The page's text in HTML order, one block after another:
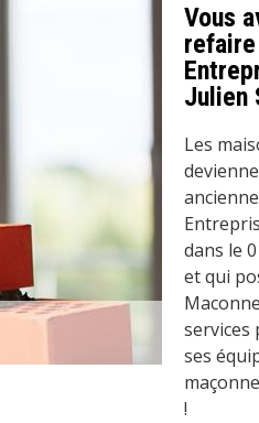
Vous
Julien
Les
dans le
et qui
services
ses
!